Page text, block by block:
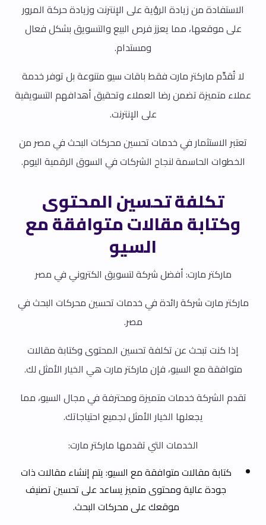
الاستفادة من زيادة الرؤية على الإنترنت وزيادة حركة المرور
على موقعها، مما يعزز فرص البيع والتسويق بشكل فعال
ومستدام.
لا تُقدِّم ماركتر مارت فقط باقات سيو متنوعة بل توفر خدمة
عملاء متميزة تضمن رضا العملاء وتحقيق أهدافهم التسويقية
على الإنترنت.
تعتبر الاستثمار في خدمات تحسين محركات البحث في مصر من
الخطوات الحاسمة لنجاح الشركات في السوق الرقمية اليوم.
تكلفة تحسين المحتوى
وكتابة مقالات متوافقة مع
السيو
ماركتر مارت: أفضل شركة لتسويق الكتروني في مصر
ماركتر مارت شركة رائدة في خدمات تحسين محركات البحث في
مصر.
إذا كنت تبحث عن تكلفة تحسين المحتوى وكتابة مقالات
متوافقة مع السيو، فإن ماركتر مارت هي الخيار الأمثل لك.
تقدم الشركة خدمات متميزة ومحترفة في مجال السيو، مما
يجعلها الخيار الأمثل لجميع احتياجاتك.
الخدمات التي تقدمها ماركتر مارت:
كتابة مقالات متوافقة مع السيو: يتم إنشاء مقالات ذات
جودة عالية ومحتوى متميز يساعد على تحسين تصنيف
موقعك على محركات البحث.